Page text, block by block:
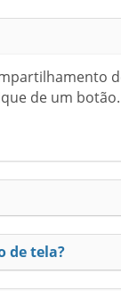
de um
de tela?